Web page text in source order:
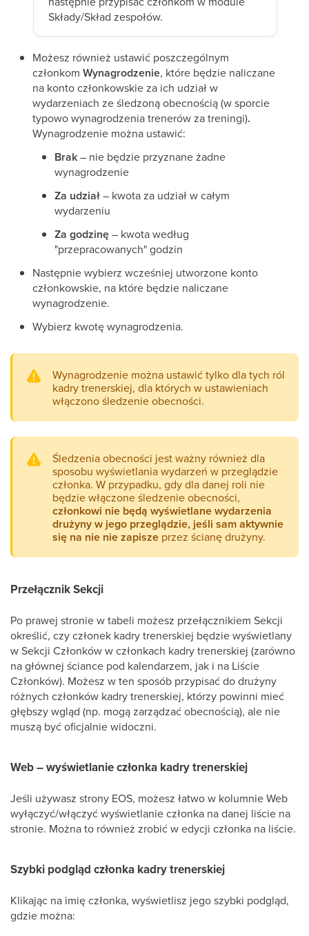
Składy/Skład zespołów.
Możesz również ustawić poszczególnym
członkom Wynagrodzenie, które będzie naliczane
na konto członkowskie za ich udział w
wydarzeniach ze śledzoną obecnością (w sporcie
typowo wynagrodzenia trenerów za treningi).
Wynagrodzenie można ustawić:
Brak– nie będzie przyznane żadne
wynagrodzenie
Za udział– kwota za udział w całym
wydarzeniu
Za godzinę– kwota według
"przepracowanych" godzin
Następnie wybierz wcześniej utworzone konto
członkowskie, na które będzie naliczane
wynagrodzenie.
Wybierz kwotę wynagrodzenia.
Wynagrodzenie można ustawić tylko dla tych ról
kadry trenerskiej, dla których w ustawieniach
włączono śledzenie obecności.
Śledzenia obecności jest ważny również dla
sposobu wyświetlania wydarzeń w przeglądzie
członka. W przypadku, gdy dla danej roli nie
będzie włączone śledzenie obecności,
członkowi nie będą wyświetlane wydarzenia
drużyny w jego przeglądzie, jeśli sam aktywnie
się na nie nie zapisze przez ścianę drużyny.
Przełącznik Sekcji
Po prawej stronie w tabeli możesz przełącznikiem Sekcji
określić, czy członek kadry trenerskiej będzie wyświetlany
w Sekcji Członków w członkach kadry trenerskiej (zarówno
na głównej ściance pod kalendarzem, jak i na Liście
Członków). Możesz w ten sposób przypisać do drużyny
różnych członków kadry trenerskiej, którzy powinni mieć
głębszy wgląd (np. mogą zarządzać obecnością), ale nie
muszą być oficjalnie widoczni.
Web – wyświetlanie członka kadry trenerskiej
Jeśli używasz strony EOS, możesz łatwo w kolumnie Web
wyłączyć/włączyć wyświetlanie członka na danej liście na
stronie. Można to również zrobić w edycji członka na liście.
Szybki podgląd członka kadry trenerskiej
Klikając na imię członka, wyświetlisz jego szybki podgląd,
gdzie można: